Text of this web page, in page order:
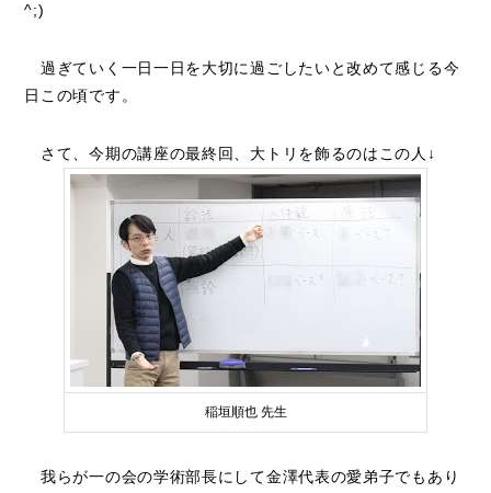
^;)
過ぎていく一日一日を大切に過ごしたいと改めて感じる今
日この頃です。
さて、今期の講座の最終回、大トリを飾るのはこの人↓
稲垣順也 先生
我らが一の会の学術部長にして金澤代表の愛弟子でもあり